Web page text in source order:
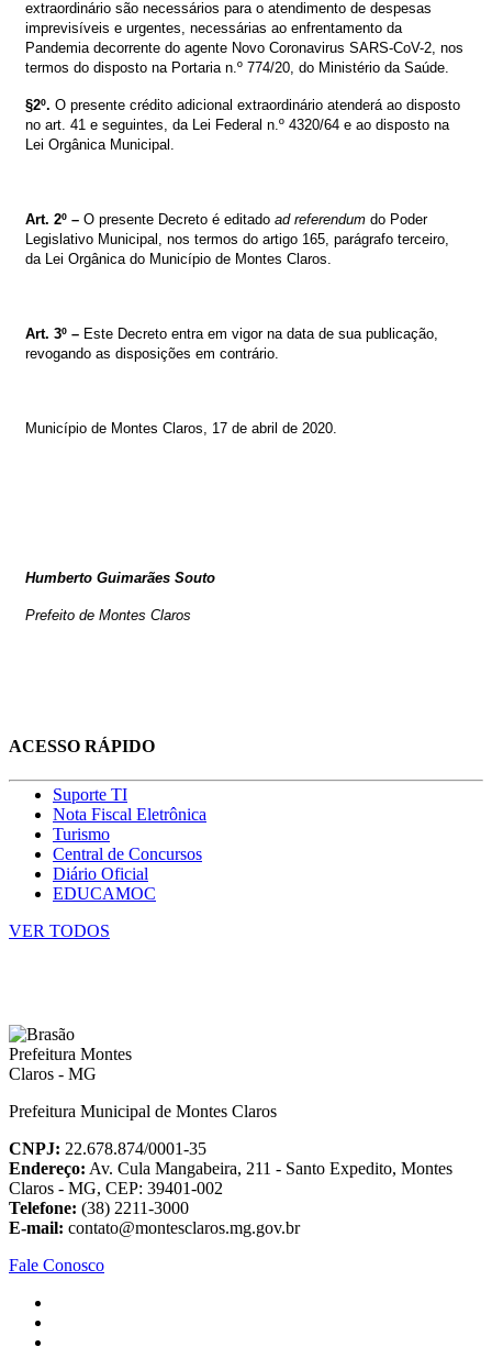
extraordinário são necessários para o atendimento de despesas
imprevisíveis e urgentes, necessárias ao enfrentamento da
Pandemia decorrente do agente Novo Coronavirus SARS-CoV-2, nos
termos do disposto na Portaria n.º 774/20, do Ministério da Saúde.
§2º. O presente crédito adicional extraordinário atenderá ao disposto
no art. 41 e seguintes, da Lei Federal n.º 4320/64 e ao disposto na
Lei Orgânica Municipal.
Art. 2º – O presente Decreto é editado ad referendum do Poder
Legislativo Municipal, nos termos do artigo 165, parágrafo terceiro,
da Lei Orgânica do Município de Montes Claros.
Art. 3º – Este Decreto entra em vigor na data de sua publicação,
revogando as disposições em contrário.
Município de Montes Claros, 17 de abril de 2020.
Humberto Guimarães Souto
Prefeito de Montes Claros
ACESSO RÁPIDO
Suporte TI
Nota Fiscal Eletrônica
Turismo
Central de Concursos
Diário Oficial
EDUCAMOC
VER TODOS
Prefeitura Municipal de Montes Claros
CNPJ: 22.678.874/0001-35
Endereço: Av. Cula Mangabeira, 211 - Santo Expedito, Montes
Claros - MG, CEP: 39401-002
Telefone: (38) 2211-3000
E-mail: contato@montesclaros.mg.gov.br
Fale Conosco